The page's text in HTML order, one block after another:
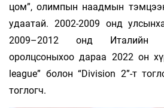
цом”, олимпын наадмын
удаатай. 2002-2009 онд
2009–2012 онд Италийн
оролцсоныхоо дараа 2022 он
league” болон “Division 2”-т
тоглогч.